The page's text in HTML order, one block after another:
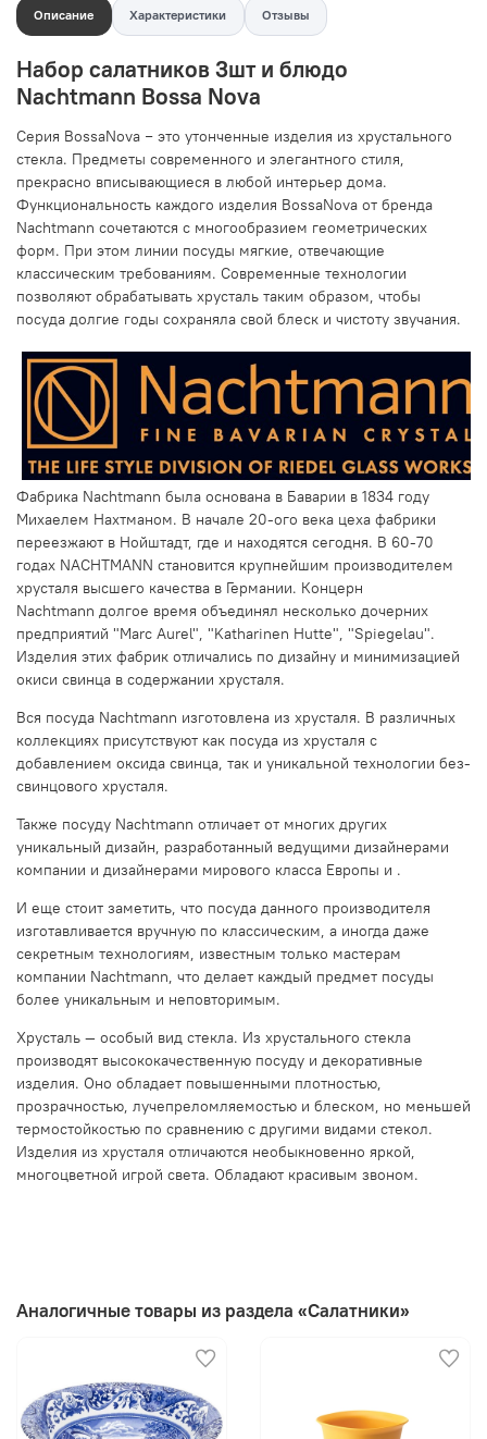
Описание Характеристики Отзывы
Набор салатников 3шт и блюдо
Nachtmann Bossa Nova
Серия BossaNova − это утонченные изделия из хрустального
стекла. Предметы современного и элегантного стиля,
прекрасно вписывающиеся в любой интерьер дома.
Функциональность каждого изделия BossaNova от бренда
Nachtmann сочетаются с многообразием геометрических
форм. При этом линии посуды мягкие, отвечающие
классическим требованиям. Современные технологии
позволяют обрабатывать хрусталь таким образом, чтобы
посуда долгие годы сохраняла свой блеск и чистоту звучания.
Фабрика Nachtmann была основана в Баварии в 1834 году
Михаелем Нахтманом. В начале 20-ого века цеха фабрики
переезжают в Нойштадт, где и находятся сегодня. В 60-70
годах NACHTMANN становится крупнейшим производителем
хрусталя высшего качества в Германии. Концерн
Nachtmann долгое время объединял несколько дочерних
предприятий "Marc Aurel", "Katharinen Hutte", "Spiegelau".
Изделия этих фабрик отличались по дизайну и минимизацией
окиси свинца в содержании хрусталя.
Вся посуда Nachtmann изготовлена из хрусталя. В различных
коллекциях присутствуют как посуда из хрусталя с
добавлением оксида свинца, так и уникальной технологии без-
свинцового хрусталя.
Также посуду Nachtmann отличает от многих других
уникальный дизайн, разработанный ведущими дизайнерами
компании и дизайнерами мирового класса Европы и .
И еще стоит заметить, что посуда данного производителя
изготавливается вручную по классическим, а иногда даже
секретным технологиям, известным только мастерам
компании Nachtmann, что делает каждый предмет посуды
более уникальным и неповторимым.
Хрусталь — особый вид стекла. Из хрустального стекла
производят высококачественную посуду и декоративные
изделия. Оно обладает повышенными плотностью,
прозрачностью, лучепреломляемостью и блеском, но меньшей
термостойкостью по сравнению с другими видами стекол.
Изделия из хрусталя отличаются необыкновенно яркой,
многоцветной игрой света. Обладают красивым звоном.
Аналогичные товары из раздела «Салатники»